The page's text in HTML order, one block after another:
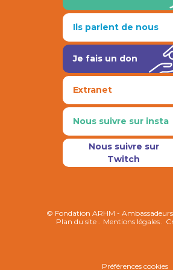
Ils parlent de nous
Je fais un don
Extranet
Nous suivre sur insta
Nous suivre sur
Twitch
© Fondation ARHM -
Plan du site
Mentions légales
Préférences cookies